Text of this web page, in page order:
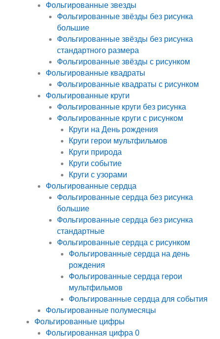
Фольгированные звезды
Фольгированные звёзды без рисунка
большие
Фольгированные звёзды без рисунка
стандартного размера
Фольгированные звёзды с рисунком
Фольгированные квадраты
Фольгированные квадраты с рисунком
Фольгированные круги
Фольгированные круги без рисунка
Фольгированные круги с рисунком
Круги на День рождения
Круги герои мультфильмов
Круги природа
Круги событие
Круги с узорами
Фольгированные сердца
Фольгированные сердца без рисунка
большие
Фольгированные сердца без рисунка
стандартные
Фольгированные сердца с рисунком
Фольгированные сердца на день
рождения
Фольгированные сердца герои
мультфильмов
Фольгированные сердца для события
Фольгированные полумесяцы
Фольгированные цифры
Фольгированная цифра 0